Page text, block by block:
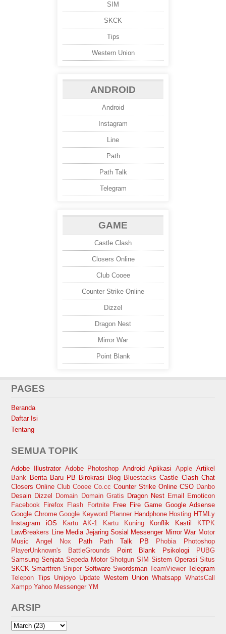
SIM
SKCK
Tips
Western Union
ANDROID
Android
Instagram
Line
Path
Path Talk
Telegram
GAME
Castle Clash
Closers Online
Club Cooee
Counter Strike Online
Dizzel
Dragon Nest
Mirror War
Point Blank
PAGES
Beranda
Daftar Isi
Tentang
SEMUA TOPIK
Adobe Illustrator Adobe Photoshop Android Aplikasi Apple Artikel
Bank Berita Baru PB Birokrasi Blog Bluestacks Castle Clash Chat
Closers Online Club Cooee Co.cc Counter Strike Online CSO Danbo
Desain Dizzel Domain Domain Gratis Dragon Nest Email
Emoticon
Facebook Firefox Flash Fortnite Free Fire Game Google Adsense
Google Chrome Google Keyword Planner Handphone Hosting HTMLy
Instagram
iOS Kartu AK-1 Kartu Kuning Konflik Kastil
KTPK
LawBreakers Line Media Jejaring Sosial Messenger Mirror War Motor
Music Angel
Nox Path Path Talk PB Phobia
Photoshop
PlayerUnknown's BattleGrounds
Point Blank Psikologi
PUBG
Samsung Senjata Sepeda Motor Shotgun SIM Sistem Operasi Situs
SKCK Smartfren Sniper Software Swordsman TeamViewer Telegram
Telepon Tips Unijoyo Update Western Union Whatsapp WhatsCall
Xampp Yahoo Messenger YM
ARSIP